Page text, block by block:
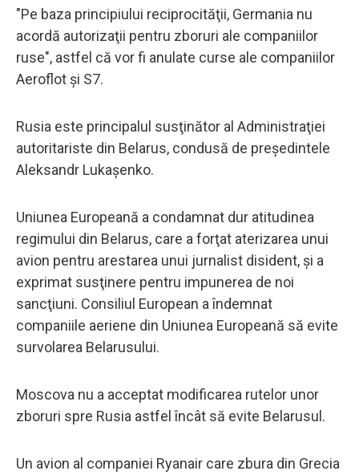
"Pe baza principiului reciprocităţii, Germania nu
acordă autorizaţii pentru zboruri ale companiilor
ruse", astfel că vor fi anulate curse ale companiilor
Aeroflot şi S7.
Rusia este principalul susţinător al Administraţiei
autoritariste din Belarus, condusă de preşedintele
Aleksandr Lukaşenko.
Uniunea Europeană a condamnat dur atitudinea
regimului din Belarus, care a forţat aterizarea unui
avion pentru arestarea unui jurnalist disident, şi a
exprimat susţinere pentru impunerea de noi
sancţiuni. Consiliul European a îndemnat
companiile aeriene din Uniunea Europeană să evite
survolarea Belarusului.
Moscova nu a acceptat modificarea rutelor unor
zboruri spre Rusia astfel încât să evite Belarusul.
Un avion al companiei Ryanair care zbura din Grecia